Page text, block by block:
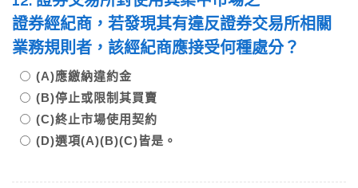
證券經紀商，若發現其有違反證券交易所相關
業務規則者，該經紀商應接受何種處分？
(A)應繳納違約金
(B)停止或限制其買賣
(C)終止市場使用契約
(D)選項(A)(B)(C)皆是。